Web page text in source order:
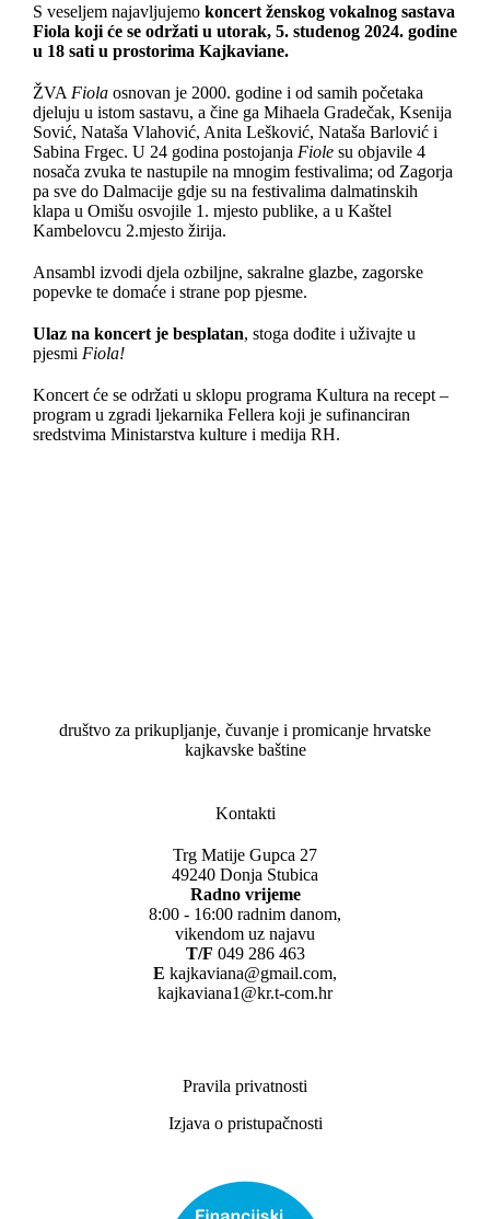
S veseljem najavljujemo koncert ženskog vokalnog sastava
Fiola koji će se održati u utorak, 5. studenog 2024. godine
u 18 sati u prostorima Kajkaviane.
ŽVA Fiola osnovan je 2000. godine i od samih početaka
djeluju u istom sastavu, a čine ga Mihaela Gradečak, Ksenija
Sović, Nataša Vlahović, Anita Lešković, Nataša Barlović i
Sabina Frgec. U 24 godina postojanja Fiole su objavile 4
nosača zvuka te nastupile na mnogim festivalima; od Zagorja
pa sve do Dalmacije gdje su na festivalima dalmatinskih
klapa u Omišu osvojile 1. mjesto publike, a u Kaštel
Kambelovcu 2.mjesto žirija.
Ansambl izvodi djela ozbiljne, sakralne glazbe, zagorske
popevke te domaće i strane pop pjesme.
Ulaz na koncert je besplatan, stoga dođite i uživajte u
pjesmi Fiola!
Koncert će se održati u sklopu programa Kultura na recept –
program u zgradi ljekarnika Fellera koji je sufinanciran
sredstvima Ministarstva kulture i medija RH.
društvo za prikupljanje, čuvanje i promicanje hrvatske
kajkavske baštine
Kontakti
Trg Matije Gupca 27
49240 Donja Stubica
Radno vrijeme
8:00 - 16:00 radnim danom,
vikendom uz najavu
T/F 049 286 463
E kajkaviana@gmail.com,
kajkaviana1@kr.t-com.hr
Pravila privatnosti
Izjava o pristupačnosti